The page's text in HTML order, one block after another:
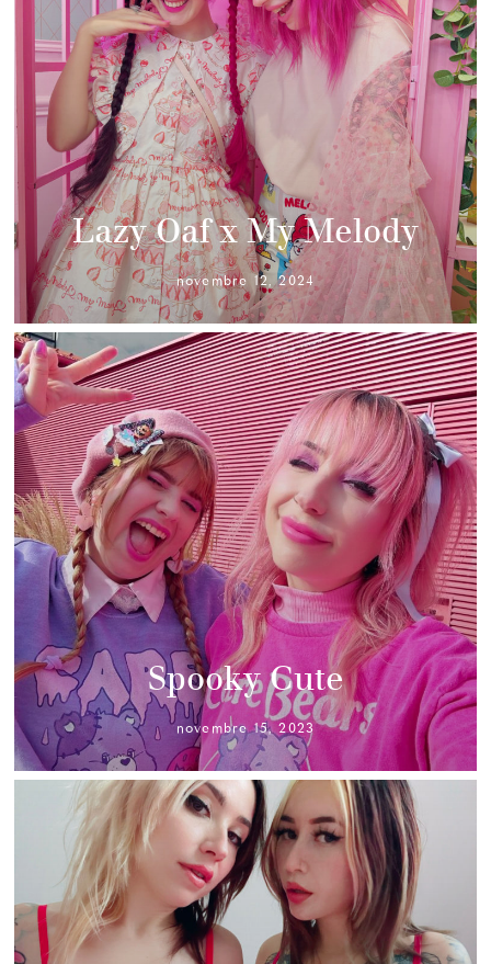
Lazy Oaf x My Melody
novembre 12, 2024
Spooky Cute
novembre 15, 2023